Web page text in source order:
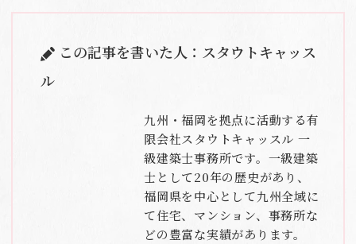
この記事を書いた人：スタウトキャッス
ル
九州・福岡を拠点に活動する有
限会社スタウトキャッスル 一
級建築士事務所です。一級建築
士として20年の歴史があり、
福岡県を中心として九州全域に
て住宅、マンション、事務所な
どの豊富な実績があります。